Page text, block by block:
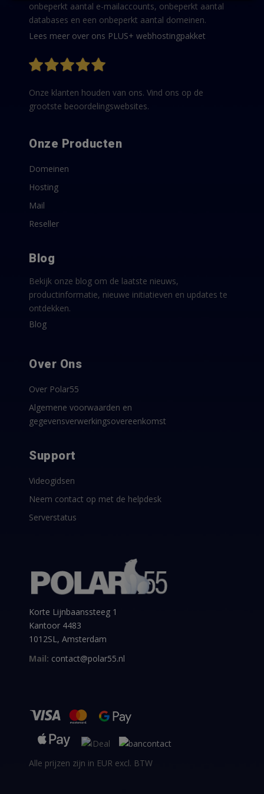
onbeperkt aantal e-mailaccounts, onbeperkt aantal
databases en een onbeperkt aantal domeinen.
Lees meer over ons PLUS+ webhostingpakket
Onze klanten houden van ons. Vind ons op de
grootste beoordelingswebsites.
Onze Producten
Domeinen
Hosting
Mail
Reseller
Blog
Bekijk onze blog om de laatste nieuws,
productinformatie, nieuwe initiatieven en updates te
ontdekken.
Blog
Over Ons
Over Polar55
Algemene voorwaarden en
gegevensverwerkingsovereenkomst
Support
Videogidsen
Neem contact op met de helpdesk
Serverstatus
Korte Lijnbaanssteeg 1
Kantoor 4483
1012SL, Amsterdam
Mail: contact@polar55.nl
Alle prijzen zijn in EUR excl. BTW